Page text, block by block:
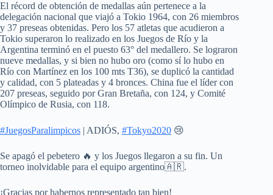
El récord de obtención de medallas aún pertenece a la
delegación nacional que viajó a Tokio 1964, con 26 miembros
y 37 preseas obtenidas. Pero los 57 atletas que acudieron a
Tokio superaron lo realizado en los Juegos de Río y la
Argentina terminó en el puesto 63° del medallero. Se lograron
nueve medallas, y si bien no hubo oro (como sí lo hubo en
Río con Martínez en los 100 mts T36), se duplicó la cantidad
y calidad, con 5 plateadas y 4 bronces. China fue el líder con
207 preseas, seguido por Gran Bretaña, con 124, y Comité
Olímpico de Rusia, con 118.
#JuegosParalimpicos | ADIÓS, #Tokyo2020 😢
Se apagó el pebetero 🔥 y los Juegos llegaron a su fin. Un
torneo inolvidable para el equipo argentino🇦🇷.
¡Gracias por habernos representado tan bien!